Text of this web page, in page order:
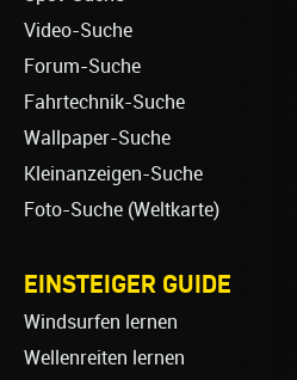
Video-Suche
Forum-Suche
Fahrtechnik-Suche
Wallpaper-Suche
Kleinanzeigen-Suche
Foto-Suche (Weltkarte)
EINSTEIGER GUIDE
Windsurfen lernen
Wellenreiten lernen